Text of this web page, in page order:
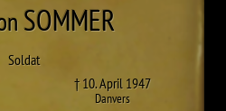
SOMMER
Soldat
† 10. April 1947
Danvers